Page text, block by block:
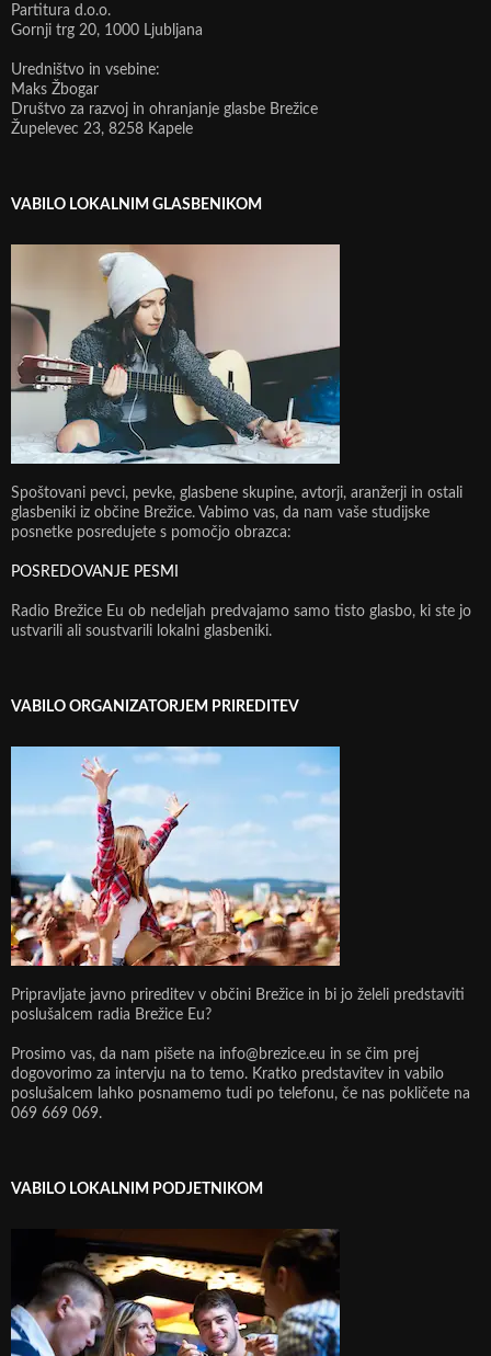
Partitura d.o.o.
Gornji trg 20, 1000 Ljubljana
Uredništvo in vsebine:
Maks Žbogar
Društvo za razvoj in ohranjanje glasbe Brežice
Župelevec 23, 8258 Kapele
VABILO LOKALNIM GLASBENIKOM
Spoštovani pevci, pevke, glasbene skupine, avtorji, aranžerji in ostali
glasbeniki iz občine Brežice. Vabimo vas, da nam vaše studijske
posnetke posredujete s pomočjo obrazca:
POSREDOVANJE PESMI
Radio Brežice Eu ob nedeljah predvajamo samo tisto glasbo, ki ste jo
ustvarili ali soustvarili lokalni glasbeniki.
VABILO ORGANIZATORJEM PRIREDITEV
Pripravljate javno prireditev v občini Brežice in bi jo želeli predstaviti
poslušalcem radia Brežice Eu?
Prosimo vas, da nam pišete na info@brezice.eu in se čim prej
dogovorimo za intervju na to temo. Kratko predstavitev in vabilo
poslušalcem lahko posnamemo tudi po telefonu, če nas pokličete na
069 669 069.
VABILO LOKALNIM PODJETNIKOM